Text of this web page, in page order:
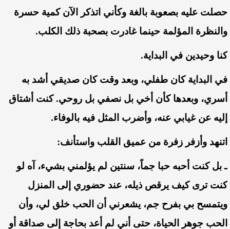
حصلت عليه بصعوبة بالغة وكأني اتذكر الآن كمية حسرة
والنظرة المؤلمة حينما غادرت بصحبة ذلك الكلب.
كنا وحيدين في البداية.
في البداية كان طفلي، وبعد وقت كان صديقي أشد به
أسري، وبعدها كأن أخي بل نصفي بل روحي.كنت أشتاق
إليه عن غيابي عنه، وأضرب المثل فيه بالوفاء.
اتنهد وأزفر زفرة من عميق القلب واستأنف:
ـ بل كنت أحبه حبا جماً، سنتين لم يؤلمني بشيء، آه لو
كنت ترى كيف يرقص ذيله، عند حضوري إلى المنزل
ويتمسح بي بفرح جم، يشعرني أن الحب خلق لي، وأن
الحب جوهر الحياة، حتى أني لم أعد بحاجة إلى صداقة أو